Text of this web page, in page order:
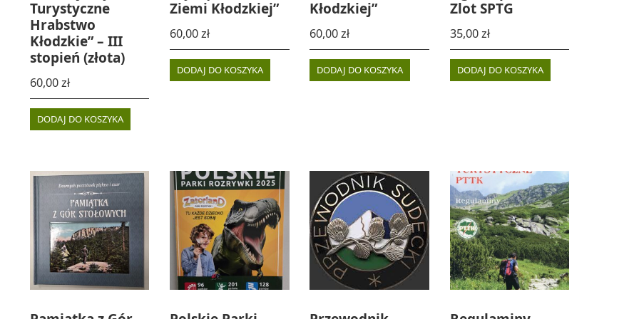
Turystyczne
Hrabstwo
Kłodzkie” – III
stopień (złota)
60,00zł
DODAJ DO KOSZYKA
Ziemi Kłodzkiej”
60,00zł
DODAJ DO KOSZYKA
Kłodzkiej”
60,00zł
DODAJ DO KOSZYKA
Zlot SPTG
35,00zł
DODAJ DO KOSZYKA